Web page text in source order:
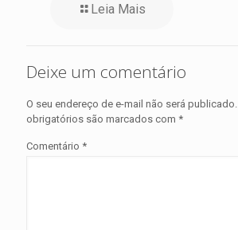
Leia Mais
Deixe um comentário
O seu endereço de e-mail não será publicado.
obrigatórios são marcados com *
Comentário *